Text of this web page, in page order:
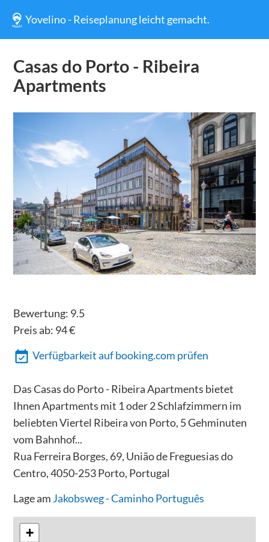
Yovelino - Reiseplanung leicht gemacht.
Casas do Porto - Ribeira
Apartments
Bewertung: 9.5
Preis ab: 94€
Verfügbarkeit auf booking.com prüfen
Das Casas do Porto - Ribeira Apartments bietet
Ihnen Apartments mit 1 oder 2 Schlafzimmern im
beliebten Viertel Ribeira von Porto, 5 Gehminuten
vom Bahnhof...
Rua Ferreira Borges, 69, União de Freguesias do
Centro, 4050-253 Porto, Portugal
Lage am Jakobsweg - Caminho Português
+